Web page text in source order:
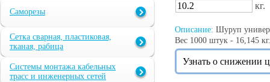
Саморезы
Сетка сварная, пластиковая,
тканая, рабица
Системы монтажа кабельных
трасс и инженерных сетей
кг.
Описание: Шуруп
Вес 1000 штук - 16,145
Узнать о снижении